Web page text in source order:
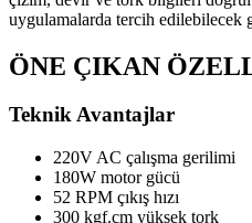
uygulamalarda tercih
ÖNE ÇIKAN
Teknik Avantajlar
220V AC çalışma gerilimi
180W motor gücü
52 RPM çıkış hızı
300 kgf.cm yüksek tork